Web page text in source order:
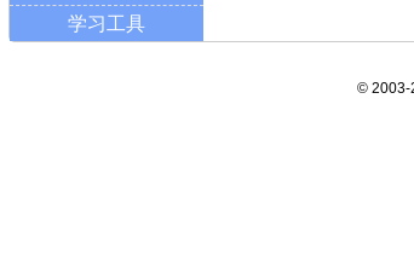
学习工具
© 2003-